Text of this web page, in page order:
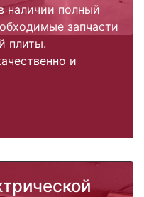
наличии полный
запчасти
плиты.
и